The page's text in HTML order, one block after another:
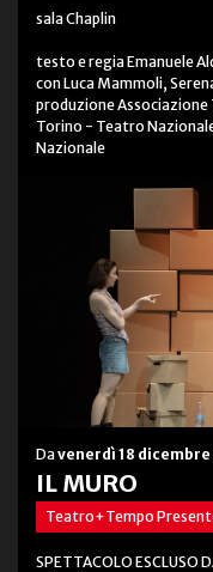
sala Chaplin
testo e regia Emanuele
con Luca Mammoli,
produzione
Torino - Teatro
Nazionale
Davenerdì 18 dicembre
IL MURO
Teatro+Tempo
SPETTACOLO ESCLUSO